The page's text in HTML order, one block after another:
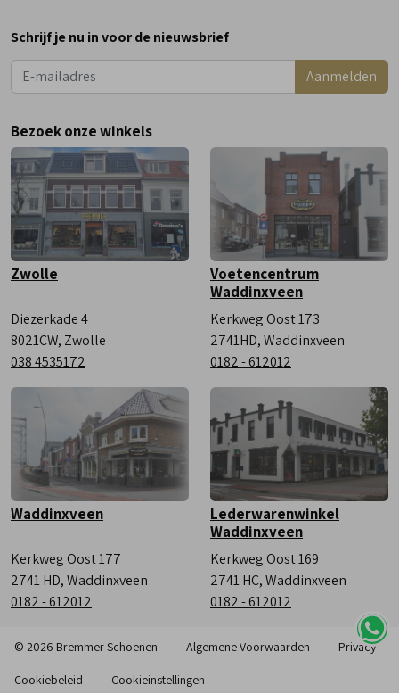
Dinsdag
Woensdag
9:00 - 18:00
Vrijdag
Zaterdag
9:00 - 17:00
Schrijf je nu in voor de nieuwsbrief
Aanmelden
Bezoek onze winkels
Zwolle
Diezerkade 4
8021CW, Zwolle
038 4535172
Voetencentrum
Waddinxveen
Kerkweg Oost 173
2741HD, Waddinxveen
0182 - 612012
Waddinxveen
Kerkweg Oost 177
2741 HD, Waddinxveen
0182 - 612012
Lederwarenwinkel
Waddinxveen
Kerkweg Oost 169
2741 HC, Waddinxveen
0182 - 612012
© 2026 Bremmer Schoenen Algemene Voorwaarden Privacy
Cookiebeleid Cookieinstellingen